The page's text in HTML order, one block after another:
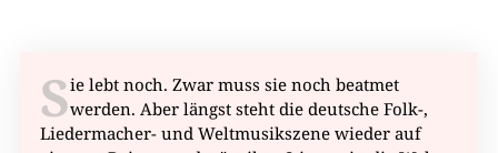
Sie lebt noch. Zwar muss sie noch beatmet
werden. Aber längst steht die deutsche Folk-,
Liedermacher- und Weltmusikszene wieder auf